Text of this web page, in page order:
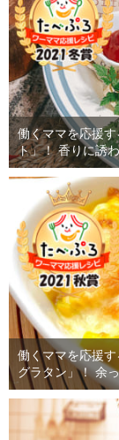
働くママを応援
ト」！ 香りに誘
働くママを応援
グラタン」！ 余